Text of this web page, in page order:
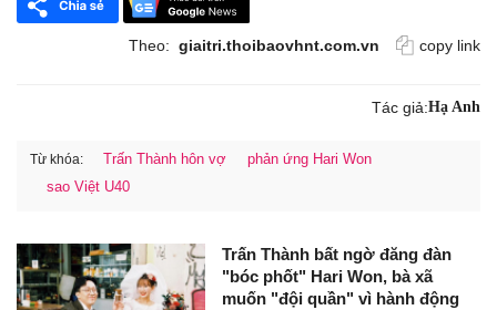
Theo: giaitri.thoibaovhnt.com.vn copy link
Tác giả:Hạ Anh
Từ khóa: Trấn Thành hôn vợ
phản ứng Hari Won
sao Việt U40
Trấn Thành bất ngờ đăng đàn
"bóc phốt" Hari Won, bà xã
muốn "đội quần" vì hành động